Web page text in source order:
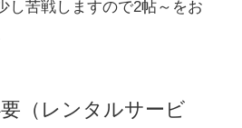
し苦戦しますので2帖～をお
（レンタルサービ